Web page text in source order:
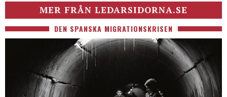
MER FRÅN LEDARSIDORNA.SE
DEN SPANSKA MIGRATIONSKRISEN